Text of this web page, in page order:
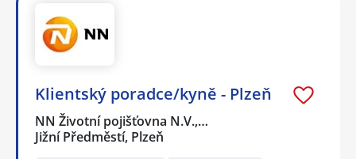
Klientský poradce/kyně - Plzeň
NN Životní pojišťovna N.V.,…
Jižní Předměstí, Plzeň